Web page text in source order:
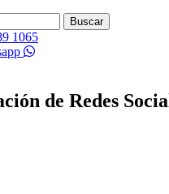
Buscar
1065
de Redes